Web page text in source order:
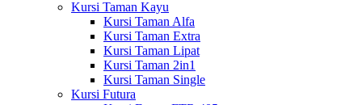
Kursi Taman Kayu
Kursi Taman Alfa
Kursi Taman Extra
Kursi Taman Lipat
Kursi Taman 2in1
Kursi Taman Single
Kursi Futura